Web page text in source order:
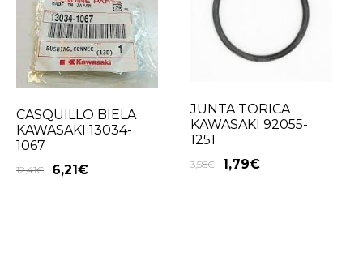
CASQUILLO BIELA
KAWASAKI 13034-
1067
12,41€ 6,21€
JUNTA TORICA
KAWASAKI 92055-
1251
3,58€ 1,79€